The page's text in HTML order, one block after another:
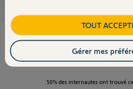
Cette réponse vous
NON
50% des internautes ont trouvé
TOUT
Gérer mes